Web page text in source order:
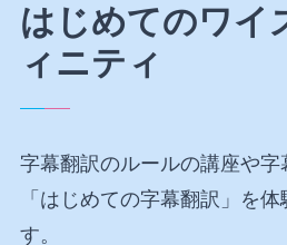
はじめてのワイ
ィニティ
字幕翻訳のルールの講座や字
「はじめての字幕翻訳」を
す。